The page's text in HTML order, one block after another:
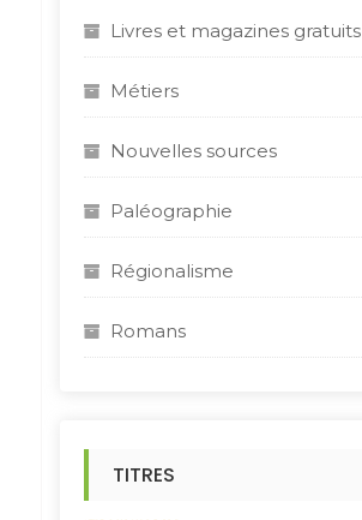
Livres et magazines gratuits
Métiers
Nouvelles sources
Paléographie
Régionalisme
Romans
TITRES